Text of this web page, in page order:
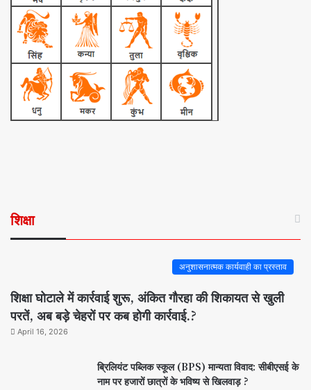
शिक्षा
अनुशासनात्मक कार्यवाही का प्रस्ताव
शिक्षा घोटाले में कार्रवाई शुरू, अंकित गौरहा की शिकायत से खुली
परतें, अब बड़े चेहरों पर कब होगी कार्रवाई.?
April 16, 2026
ब्रिलियंट पब्लिक स्कूल (BPS) मान्यता विवाद: सीबीएसई के
नाम पर हजारों छात्रों के भविष्य से खिलवाड़ ?